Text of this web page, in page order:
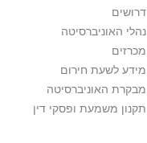
דרושים
נהלי האוניברסיטה
מכרזים
מידע לשעת חירום
מבקרת האוניברסיטה
תקנון משמעת ופסקי דין